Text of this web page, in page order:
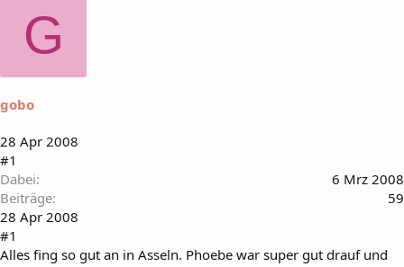
m
a
t
m
G
gobo
28 Apr 2008
#1
Dabei
6 Mrz 2008
Beiträge
59
28 Apr 2008
#1
Alles fing so gut an in Asseln. Phoebe war super gut drauf und